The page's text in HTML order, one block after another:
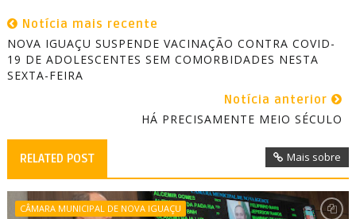
Notícia mais recente
NOVA IGUAÇU SUSPENDE VACINAÇÃO CONTRA COVID-
19 DE ADOLESCENTES SEM COMORBIDADES NESTA
SEXTA-FEIRA
Notícia anterior
HÁ PRECISAMENTE MEIO SÉCULO
RELATED POST Mais sobre
CÂMARA MUNICIPAL DE NOVA IGUAÇU